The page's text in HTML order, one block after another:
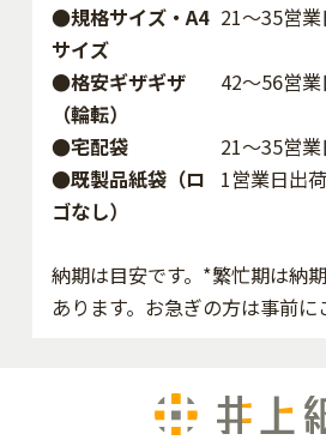
●規格サイズ・A4
サイズ
21～35営
●格安ギザギザ
（輪転）
42〜56営
●宅配袋
21～35営
●既製品紙袋（ロ
ゴなし）
1営業日出荷
納期は目安です。*繁忙期は納
あります。お急ぎの方は事前に